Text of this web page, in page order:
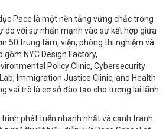
Pace là một nền tảng vững chắc trong
do với sự nhấn mạnh vào sự kết hợp giữa
50 trung tâm, viện, phòng thí nghiệm và
NYC Design Factory,
Policy Clinic, Cybersecurity
Immigration Justice Clinic, and Health
vai trò là cơ sở đào tạo cho tương lai lãnh
phát triển nhanh nhất và cạnh tranh